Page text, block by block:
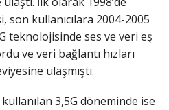
son kullanıcılara 2004-2005
teknolojisinde ses ve veri eş
ve veri bağlantı hızları
ulaşmıştı.
kullanılan 3,5G döneminde ise